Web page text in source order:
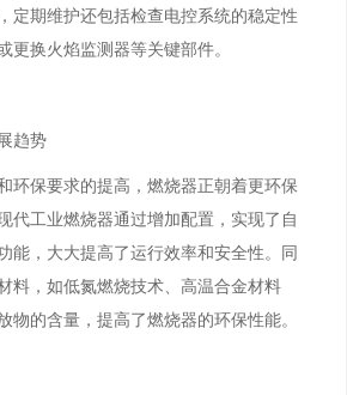
定期维护还包括检查电控系统的稳定性
更换火焰监测器等关键部件。
趋势
环保要求的提高，燃烧器正朝着更环保
代工业燃烧器通过增加配置，实现了自
能，大大提高了运行效率和安全性。同
料，如低氮燃烧技术、高温合金材料
物的含量，提高了燃烧器的环保性能。